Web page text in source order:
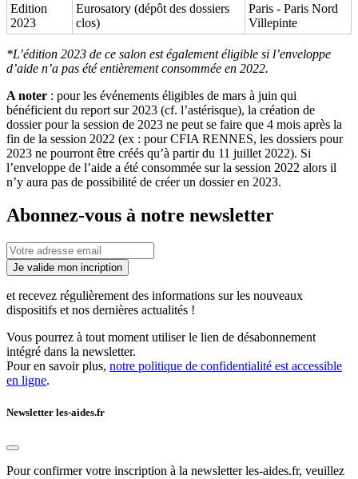
Edition
2023
Eurosatory (dépôt des dossiers
clos)
Paris - Paris Nord
Villepinte
*L’édition 2023 de ce salon est également éligible si l’enveloppe
d’aide n’a pas été entièrement consommée en 2022.
A noter : pour les événements éligibles de mars à juin qui
bénéficient du report sur 2023 (cf. l’astérisque), la création de
dossier pour la session de 2023 ne peut se faire que 4 mois après la
fin de la session 2022 (ex : pour CFIA RENNES, les dossiers pour
2023 ne pourront être créés qu’à partir du 11 juillet 2022). Si
l’enveloppe de l’aide a été consommée sur la session 2022 alors il
n’y aura pas de possibilité de créer un dossier en 2023.
Abonnez-vous à notre newsletter
Je valide mon incription
et recevez régulièrement des informations sur les nouveaux
dispositifs et nos dernières actualités !
Vous pourrez à tout moment utiliser le lien de désabonnement
intégré dans la newsletter.
Pour en savoir plus, notre politique de confidentialité est accessible
en ligne.
Newsletter les-aides.fr
Pour confirmer votre inscription à la newsletter les-aides.fr, veuillez